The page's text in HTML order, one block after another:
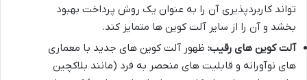
تواند کاربردپذیری آن را به عنوان یک روش پرداخت بهبود
بخشد و آن را از سایر آلت کوین ها متمایز کند.
آلت کوین های رقیب: ظهور آلت کوین های جدید با معماری
های نوآورانه و قابلیت های منحصر به فرد (مانند بلاکچین